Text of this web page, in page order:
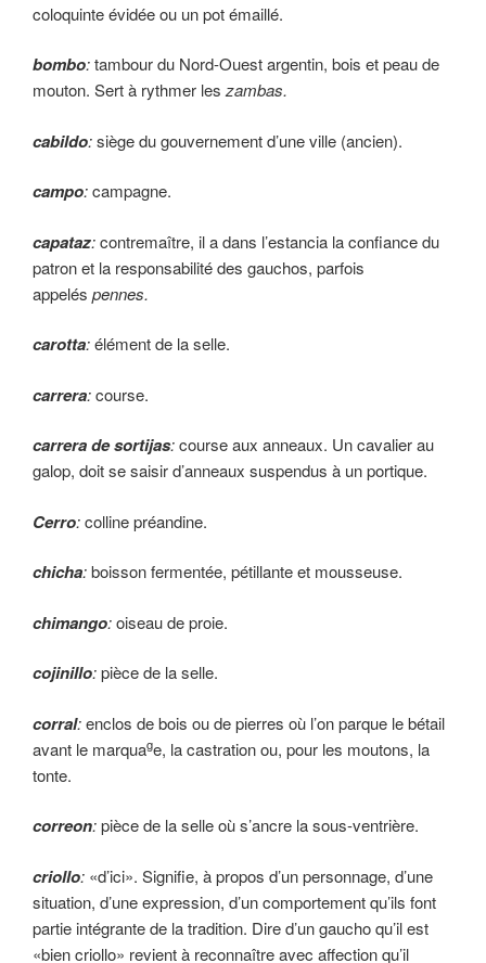
coloquinte évidée ou un pot émaillé.
bombo:tambour du Nord-Ouest argentin, bois et peau de
mouton. Sert à rythmer les zambas.
cabildo:siège du gouvernement d’une ville (ancien).
campo:campagne.
capataz:contremaître, il a dans l’estancia la confiance du
patron et la responsabilité des gauchos, parfois
appelés pennes.
carotta:élément de la selle.
carrera:course.
carrera de sortijas:course aux anneaux. Un cavalier au
galop, doit se saisir d’anneaux suspendus à un portique.
Cerro:colline préandine.
chicha:boisson fermentée, pétillante et mousseuse.
chimango:oiseau de proie.
cojinillo:pièce de la selle.
corral:enclos de bois ou de pierres où l’on par­que le bétail
avant le marquage, la castration ou, pour les moutons, la
tonte.
correon:pièce de la selle où s’ancre la sous-ventrière.
criollo: «d’ici». Signifie, à propos d’un person­nage, d’une
situation, d’une expression, d’un comportement qu’ils font
partie inté­grante de la tradition. Dire d’un gaucho qu’il est
«bien criollo» revient à reconnaître avec affection qu’il